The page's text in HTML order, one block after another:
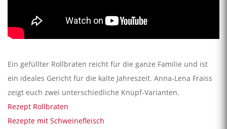
Ein gefüllter Rollbraten reicht für die ganze Familie und ist
ein ideales Gericht für die kalte Jahreszeit. Anna-Lena Fraiss
zeigt euch zwei unterschiedliche Knüpf-Varianten.
Rezept Rollbraten
Rezepte mit Schweinefleisch